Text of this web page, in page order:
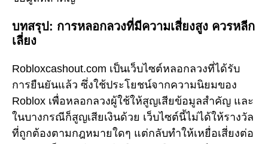
บทสรุป: การหลอกลวงที่มีความเสี่ยงสูง ควรหลีก
เลี่ยง
Robloxcashout.com เป็นเว็บไซต์หลอกลวงที่ได้รับ
การยืนยันแล้ว ซึ่งใช้ประโยชน์จากความนิยมของ
Roblox เพื่อหลอกลวงผู้ใช้ให้สูญเสียข้อมูลสำคัญ และ
ในบางกรณีก็สูญเสียเงินด้วย เว็บไซต์นี้ไม่ได้ให้รางวัล
ที่ถูกต้องตามกฎหมายใดๆ แต่กลับทำให้เหยื่อเสี่ยงต่อ